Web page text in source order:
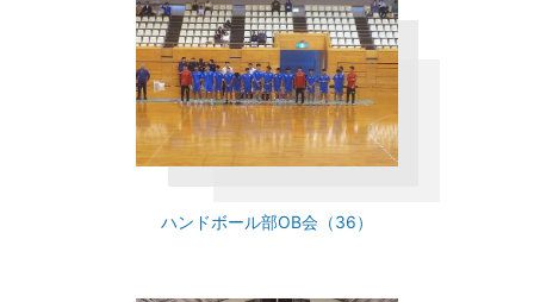
ハンドボール部OB会（36）